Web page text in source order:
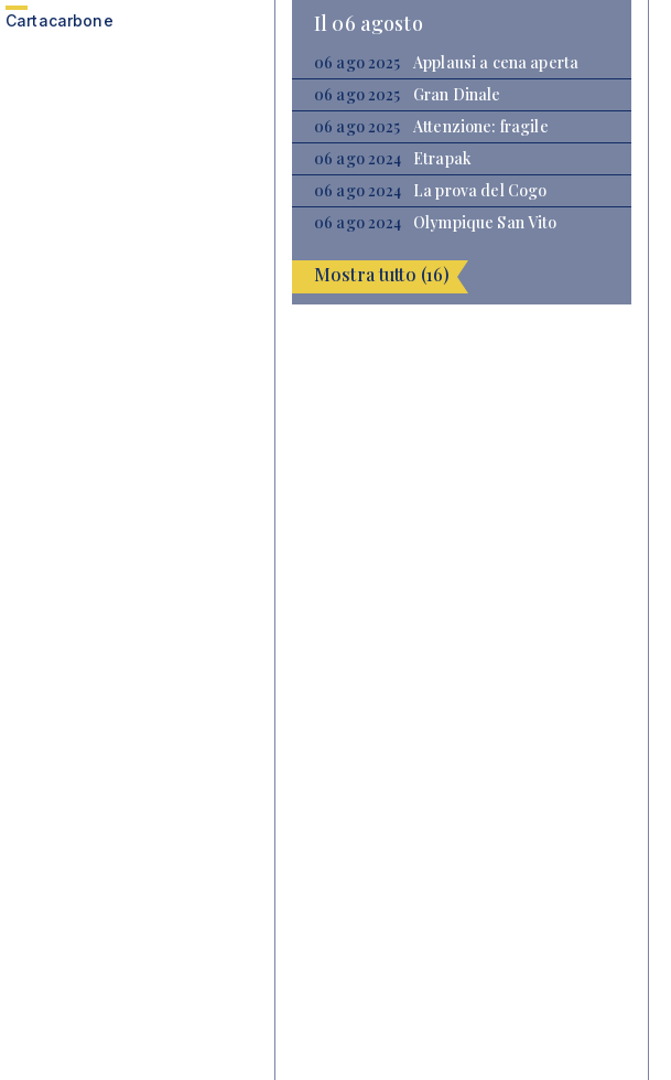
Cartacarbone
Il 06 agosto
06 ago 2025
Applausi a cena aperta
06 ago 2025
Gran Dinale
06 ago 2025
Attenzione: fragile
06 ago 2024
Etrapak
06 ago 2024
La prova del Cogo
06 ago 2024
Olympique San Vito
Mostra tutto (16)